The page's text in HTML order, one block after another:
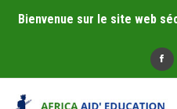
Bienvenue sur le site web